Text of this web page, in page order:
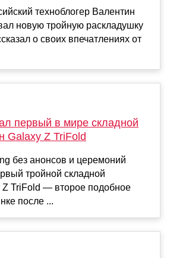
техноблогер Валентин
новую тройную раскладушку
о своих впечатлениях от
первый в мире складной
Galaxy Z TriFold
без анонсов и церемоний
тройной складной
TriFold — второе подобное
после ...